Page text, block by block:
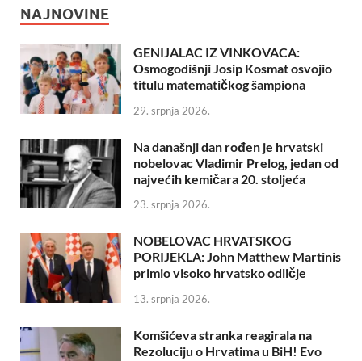
NAJNOVINE
GENIJALAC IZ VINKOVACA:
Osmogodišnji Josip Kosmat osvojio
titulu matematičkog šampiona
29. srpnja 2026.
Na današnji dan rođen je hrvatski
nobelovac Vladimir Prelog, jedan od
najvećih kemičara 20. stoljeća
23. srpnja 2026.
NOBELOVAC HRVATSKOG
PORIJEKLA: John Matthew Martinis
primio visoko hrvatsko odličje
13. srpnja 2026.
Komšićeva stranka reagirala na
Rezoluciju o Hrvatima u BiH! Evo